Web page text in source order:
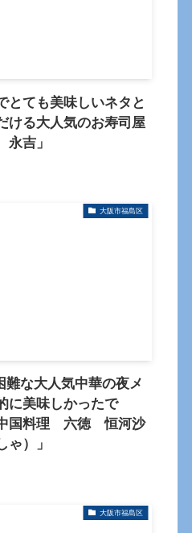
ても美味しいネタと
ける大人気のお寿司屋
吉」
大阪市福島区
な大人気中華の夜メ
に美味しかったで
料理 六徳 恒河沙
）」
大阪市福島区